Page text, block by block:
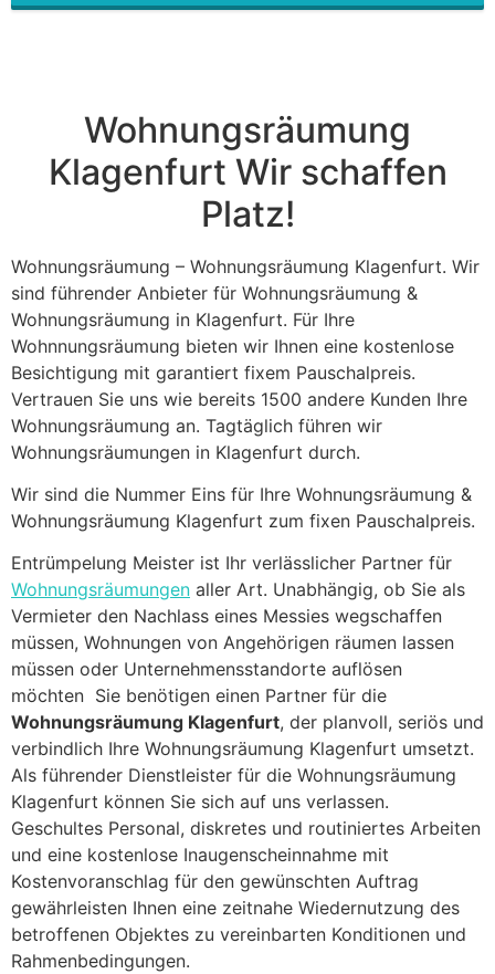
Wohnungsräumung
Klagenfurt Wir schaffen
Platz!
Wohnungsräumung – Wohnungsräumung Klagenfurt. Wir
sind führender Anbieter für Wohnungsräumung &
Wohnungsräumung in Klagenfurt. Für Ihre
Wohnnungsräumung bieten wir Ihnen eine kostenlose
Besichtigung mit garantiert fixem Pauschalpreis.
Vertrauen Sie uns wie bereits 1500 andere Kunden Ihre
Wohnungsräumung an. Tagtäglich führen wir
Wohnungsräumungen in Klagenfurt durch.
Wir sind die Nummer Eins für Ihre Wohnungsräumung &
Wohnungsräumung Klagenfurt zum fixen Pauschalpreis.
Entrümpelung Meister ist Ihr verlässlicher Partner für
Wohnungsräumungen aller Art. Unabhängig, ob Sie als
Vermieter den Nachlass eines Messies wegschaffen
müssen, Wohnungen von Angehörigen räumen lassen
müssen oder Unternehmensstandorte auflösen
möchten Sie benötigen einen Partner für die
Wohnungsräumung Klagenfurt, der planvoll, seriös und
verbindlich Ihre Wohnungsräumung Klagenfurt umsetzt.
Als führender Dienstleister für die Wohnungsräumung
Klagenfurt können Sie sich auf uns verlassen.
Geschultes Personal, diskretes und routiniertes Arbeiten
und eine kostenlose Inaugenscheinnahme mit
Kostenvoranschlag für den gewünschten Auftrag
gewährleisten Ihnen eine zeitnahe Wiedernutzung des
betroffenen Objektes zu vereinbarten Konditionen und
Rahmenbedingungen.